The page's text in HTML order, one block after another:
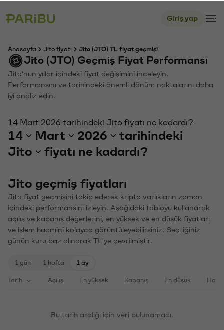
Giriş yap
Anasayfa Jito fiyatı Jito (JTO) TL fiyat geçmişi
Jito (JTO) Geçmiş Fiyat Performansı
Jito'nun yıllar içindeki fiyat değişimini inceleyin.
Performansını ve tarihindeki önemli dönüm noktalarını daha
iyi analiz edin.
14 Mart 2026 tarihindeki Jito fiyatı ne kadardı?
14 Mart 2026
tarihindeki
Jito
fiyatı ne kadardı?
Jito geçmiş fiyatları
Jito fiyat geçmişini takip ederek kripto varlıkların zaman
içindeki performansını izleyin. Aşağıdaki tabloyu kullanarak
açılış ve kapanış değerlerini, en yüksek ve en düşük fiyatları
ve işlem hacmini kolayca görüntüleyebilirsiniz. Seçtiğiniz
günün kuru baz alınarak TL'ye çevrilmiştir.
1 gün 1 hafta 1 ay
Tarih Açılış En yüksek Kapanış En düşük
Bu tarih aralığı için veri bulunamadı.